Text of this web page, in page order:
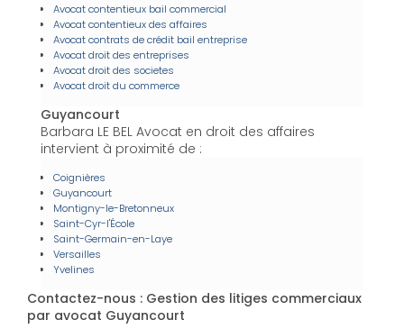
Avocat contentieux bail commercial
Avocat contentieux des affaires
Avocat contrats de crédit bail entreprise
Avocat droit des entreprises
Avocat droit des societes
Avocat droit du commerce
Guyancourt
Barbara LE BEL Avocat en droit des affaires
intervient à proximité de :
Coignières
Guyancourt
Montigny-le-Bretonneux
Saint-Cyr-l'École
Saint-Germain-en-Laye
Versailles
Yvelines
Contactez-nous : Gestion des litiges commerciaux
par avocat Guyancourt